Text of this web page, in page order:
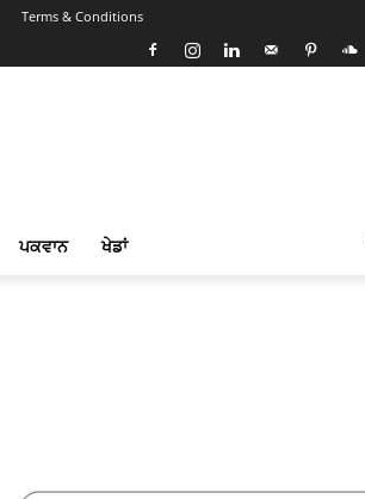
Terms & Conditions
ਪਕਵਾਨ ਖੇਡਾਂ